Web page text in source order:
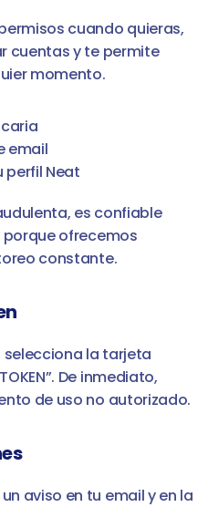
cuando quieras,
cuentas y te permite
momento.
email
perfil Neat
es confiable
ofrecemos
constante.
selecciona la tarjeta
De inmediato,
de uso no autorizado.
aviso en tu email y en la